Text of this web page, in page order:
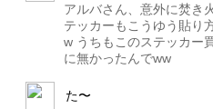
アルバさん、意外に焚き
テッカーもこうゆう貼り
w うちもこのステッカー
に無かったんでww
た〜